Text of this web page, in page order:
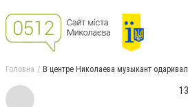
Головна В центре Николаева музыкант